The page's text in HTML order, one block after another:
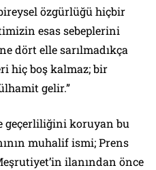
özgürlüğü hiçbir
esas sebeplerini
dört elle sarılmadıkça
hiç boş kalmaz; bir
gelir.”
geçerliliğini koruyan bu
muhalif ismi; Prens
ilanından önce